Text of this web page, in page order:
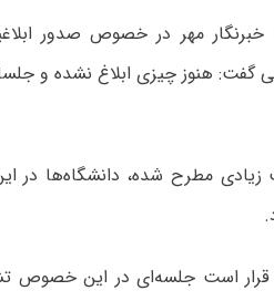
مهر در خصوص صدور
گفت: هنوز چیزی ابلاغ نشده و
مطرح شده، دانشگاه‌ها در
قرار است جلسه‌ای در این خصوص